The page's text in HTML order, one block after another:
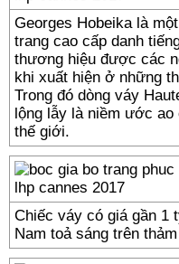
Georges Hobeika là
trang cao cấp danh
thương hiệu được các
khi xuất hiện ở những
Trong đó dòng váy
lộng lẫy là niềm ước
thế giới.
Chiếc váy có giá gần 1
Nam toả sáng trên